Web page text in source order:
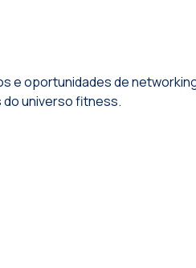
e oportunidades de
universo fitness.